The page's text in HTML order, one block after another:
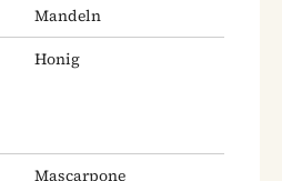
Mandeln
Honig
Mascarpone